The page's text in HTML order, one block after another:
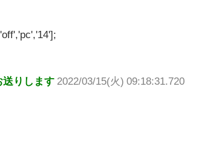
送りします 2022/03/15(火) 09:18:31.720